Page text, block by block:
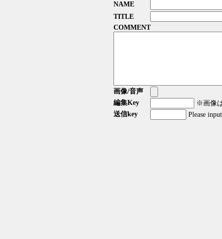
NAME
TITLE
COMMENT
画像/音声
編集Key
※画像
送信key
Please